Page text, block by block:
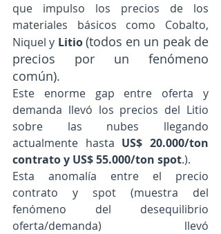
que impulso los precios de los
materiales básicos como Cobalto,
Niquel y Litio (todos en un peak de
precios por un fenómeno
común).
Este enorme gap entre oferta y
demanda llevó los precios del Litio
sobre las nubes llegando
actualmente hasta US$ 20.000/ton
contrato y US$ 55.000/ton spot.).
Esta anomalía entre el precio
contrato y spot (muestra del
fenómeno del desequilibrio
oferta/demanda) llevó